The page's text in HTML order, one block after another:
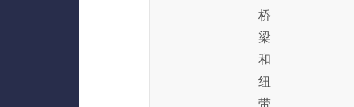
桥
梁
和
纽
带